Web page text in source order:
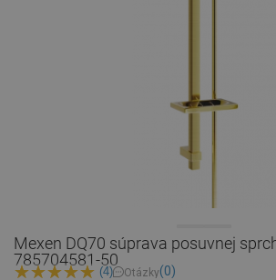
Mexen DQ70 súprava posuvnej
785704581-50
(4) Otázky(0)